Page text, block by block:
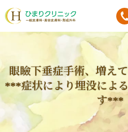
眼瞼下垂症手術、増え
***症状により埋没によ
す***